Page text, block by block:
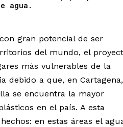
agua.
gran potencial de ser
del mundo, el
más vulnerables de la
debido a que, en Cartagena,
se encuentra la mayor
en el país. A esta
en estas áreas el